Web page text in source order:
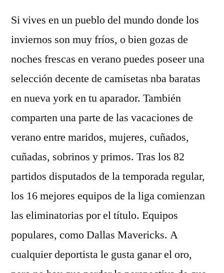
Si vives en un pueblo del mundo donde los
inviernos son muy fríos, o bien gozas de
noches frescas en verano puedes poseer una
selección decente de camisetas nba baratas
en nueva york en tu aparador. También
comparten una parte de las vacaciones de
verano entre maridos, mujeres, cuñados,
cuñadas, sobrinos y primos. Tras los 82
partidos disputados de la temporada regular,
los 16 mejores equipos de la liga comienzan
las eliminatorias por el título. Equipos
populares, como Dallas Mavericks. A
cualquier deportista le gusta ganar el oro,